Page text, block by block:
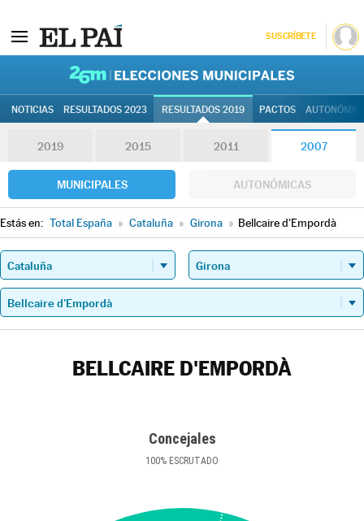
SUSCRÍBETE
NOTICIAS RESULTADOS 2023 RESULTADOS 2019 PACTOS
2019 2015 2011 2007
MUNICIPALES AUTONÓMICAS
Estás en: Total España » Cataluña » Girona » Bellcaire d'Empordà
BELLCAIRE D'EMPORDÀ
Concejales
100% ESCRUTADO